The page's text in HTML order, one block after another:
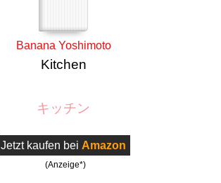
Banana Yoshimoto
Kitchen
キッチン
Jetzt kaufen bei Amazon
(Anzeige*)